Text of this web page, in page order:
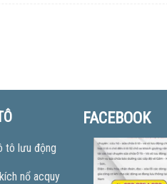
tô lưu động
nổ acquy
FACEBOOK